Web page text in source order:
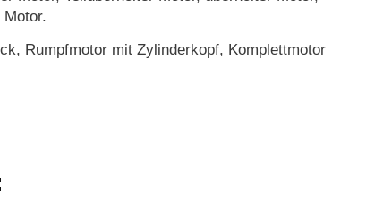
Motor.
Rumpfmotor mit Zylinderkopf, Komplettmotor